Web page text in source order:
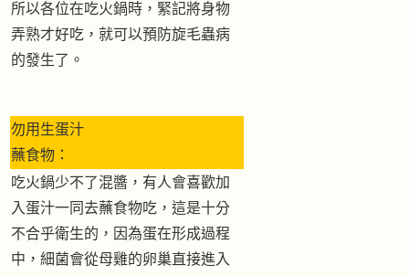
所以各位在吃火鍋時，緊記將身物
弄熟才好吃，就可以預防旋毛蟲病
的發生了。
勿用生蛋汁
蘸食物：
吃火鍋少不了混醬，有人會喜歡加
入蛋汁一同去蘸食物吃，這是十分
不合乎衛生的，因為蛋在形成過程
中，細菌會從母雞的卵巢直接進入